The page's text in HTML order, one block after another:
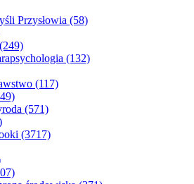
Przysłowia (58)
(249)
(132)
(117)
(571)
(3717)